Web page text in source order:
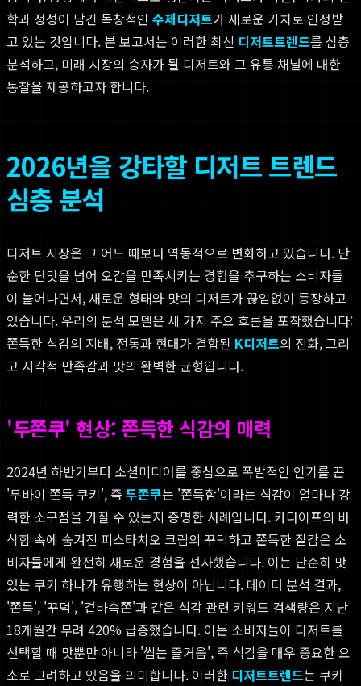
학과 정성이 담긴 독창적인 수제디저트가 새로운 가치로 인정받
고 있는 것입니다. 본 보고서는 이러한 최신 디저트트렌드를 심층
분석하고, 미래 시장의 승자가 될 디저트와 그 유통 채널에 대한
통찰을 제공하고자 합니다.
2026년을 강타할 디저트 트렌드
심층 분석
디저트 시장은 그 어느 때보다 역동적으로 변화하고 있습니다. 단
순한 단맛을 넘어 오감을 만족시키는 경험을 추구하는 소비자들
이 늘어나면서, 새로운 형태와 맛의 디저트가 끊임없이 등장하고
있습니다. 우리의 분석 모델은 세 가지 주요 흐름을 포착했습니다:
쫀득한 식감의 지배, 전통과 현대가 결합된 K디저트의 진화, 그리
고 시각적 만족감과 맛의 완벽한 균형입니다.
'두쫀쿠' 현상: 쫀득한 식감의 매력
2024년 하반기부터 소셜미디어를 중심으로 폭발적인 인기를 끈
'두바이 쫀득 쿠키', 즉 두쫀쿠는 '쫀득함'이라는 식감이 얼마나 강
력한 소구점을 가질 수 있는지 증명한 사례입니다. 카다이프의 바
삭함 속에 숨겨진 피스타치오 크림의 꾸덕하고 쫀득한 질감은 소
비자들에게 완전히 새로운 경험을 선사했습니다. 이는 단순히 맛
있는 쿠키 하나가 유행하는 현상이 아닙니다. 데이터 분석 결과,
'쫀득', '꾸덕', '겉바속쫀'과 같은 식감 관련 키워드 검색량은 지난
18개월간 무려 420% 급증했습니다. 이는 소비자들이 디저트를
선택할 때 맛뿐만 아니라 '씹는 즐거움', 즉 식감을 매우 중요한 요
소로 고려하고 있음을 의미합니다. 이러한 디저트트렌드는 쿠키